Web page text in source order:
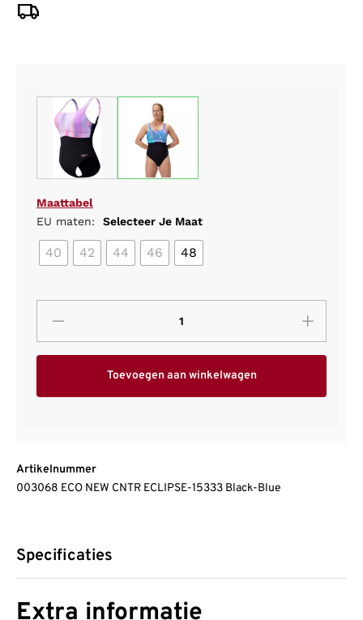
Maattabel
EU maten:
Selecteer Je Maat
40 42 44 46 48
Toevoegen aan winkelwagen
Artikelnummer
003068 ECO NEW CNTR ECLIPSE-15333 Black-Blue
Specificaties
Extra informatie